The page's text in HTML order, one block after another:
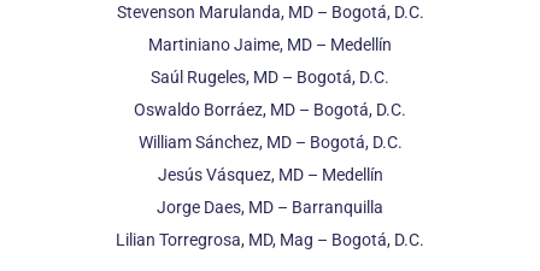
Stevenson Marulanda, MD – Bogotá, D.C.
Martiniano Jaime, MD – Medellín
Saúl Rugeles, MD – Bogotá, D.C.
Oswaldo Borráez, MD – Bogotá, D.C.
William Sánchez, MD – Bogotá, D.C.
Jesús Vásquez, MD – Medellín
Jorge Daes, MD – Barranquilla
Lilian Torregrosa, MD, Mag – Bogotá, D.C.